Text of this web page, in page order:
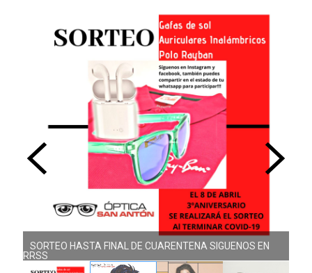
SORTEO HASTA FINAL DE CUARENTENA SIGUENOS EN
RRSS